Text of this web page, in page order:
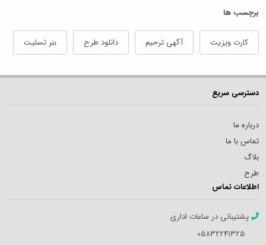
برچسب ها
کارت ویزیت آگهی ترحیم دانلود طرح بنر تسلیت
دسترسی سریع
درباره ما
تماس با ما
بلاگ
طرح
اطلاعات تماس
پشتیبانی در ساعات اداری
05832241325